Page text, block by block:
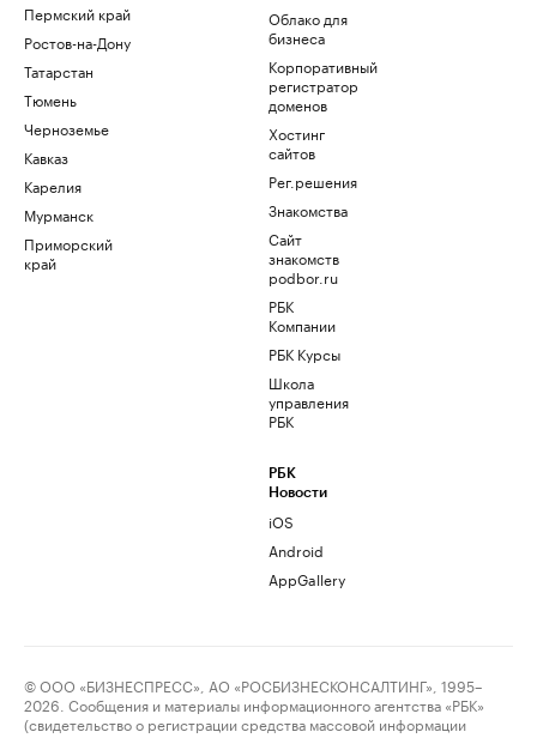
Пермский край
Ростов-на-Дону
Татарстан
Тюмень
Черноземье
Кавказ
Карелия
Мурманск
Приморский
край
Облако для
бизнеса
Корпоративный
регистратор
доменов
Хостинг
сайтов
Рег.решения
Знакомства
Сайт
знакомств
podbor.ru
РБК
Компании
РБК Курсы
Школа
управления
РБК
РБК
Новости
iOS
Android
AppGallery
© ООО «БИЗНЕСПРЕСС», АО «РОСБИЗНЕСКОНСАЛТИНГ», 1995–
2026. Сообщения и материалы информационного агентства «РБК»
(свидетельство о регистрации средства массовой информации